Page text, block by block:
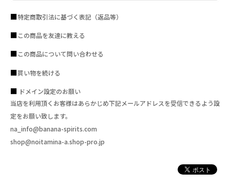
特定商取引法に基づく表記（返品等）
この商品を友達に教える
この商品について問い合わせる
買い物を続ける
ドメイン設定のお願い
当店を利用頂くお客様はあらかじめ下記メールアドレスを受信できるよう設
定をお願い致します。
na_info@banana-spirits.com
shop@noitamina-a.shop-pro.jp